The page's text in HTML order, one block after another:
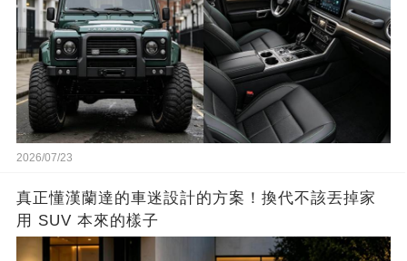
2026/07/23
真正懂漢蘭達的車迷設計的方案！換代不該丟掉家
用 SUV 本來的樣子